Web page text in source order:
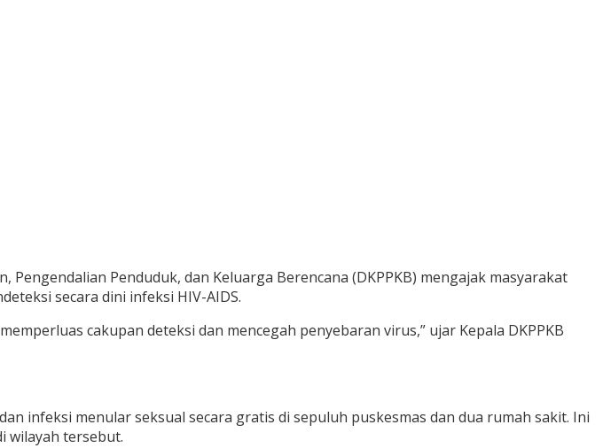
Penduduk, dan Keluarga Berencana (DKPPKB) mengajak masyarakat
secara dini infeksi HIV-AIDS.
cakupan deteksi dan mencegah penyebaran virus,” ujar Kepala DKPPKB
infeksi menular seksual secara gratis di sepuluh puskesmas dan dua rumah sakit. Ini
wilayah tersebut.